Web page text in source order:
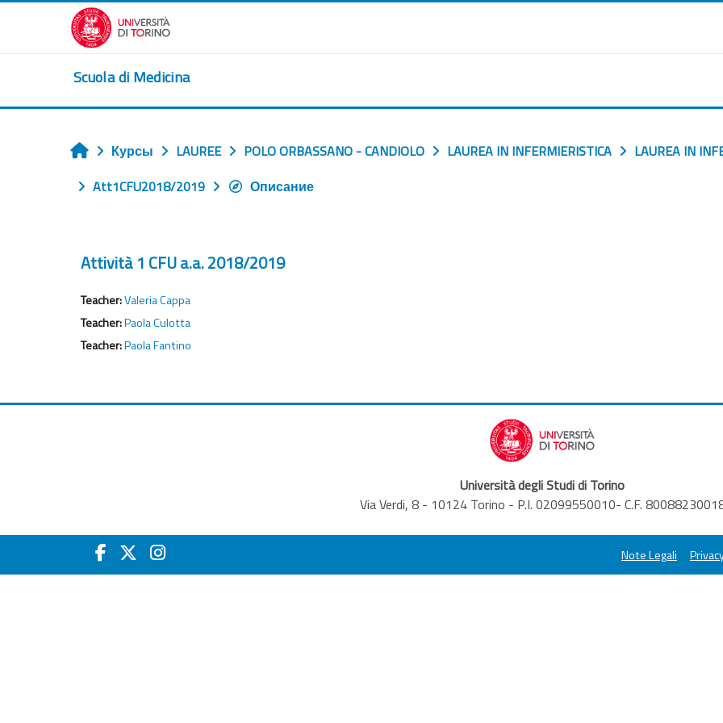
Перейти к основному содержанию
Scuola di Medicina
Главная
Курсы LAUREE POLO ORBASSANO - CANDIOLO LAUREA IN INFERMIERISTICA LAUREA IN
Att1CFU2018/2019
Описание
Attività 1 CFU a.a. 2018/2019
Teacher:Valeria Cappa
Teacher:Paola Culotta
Teacher:Paola Fantino
Università degli Studi di Torino
Via Verdi, 8 - 10124 Torino - P.I. 02099550010- C.F.
Note Legali